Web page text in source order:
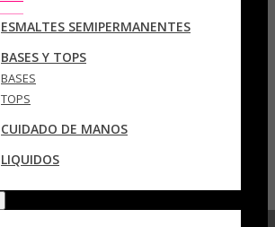
ESMALTES SEMIPERMANENTES
BASES Y TOPS
BASES
TOPS
CUIDADO DE MANOS
LIQUIDOS